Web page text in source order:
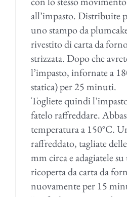
all’impasto.Distribuite
uno stampo da
rivestito di carta da
strizzata. Dopo che
l’impasto, infornate a
statica) per 25 minuti.
Togliete quindi
fatelo raffreddare.
temperatura a 150°C.
raffreddato, tagliate
mm circa e adagiatele
ricoperta da carta da
nuovamente per 15